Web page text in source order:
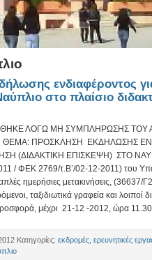
ενδιαφέροντος
στο πλαίσιο
ΛΟΓΩ ΜΗ ΣΥΜΠΛΗΡΩΣΗΣ ΤΟΥ
ΠΡΟΣΚΛΗΣΗ ΕΚΔΗΛΩΣΗΣ
(ΔΙΔΑΚΤΙΚΗ ΕΠΙΣΚΕΨΗ) ΣΤΟ
/ ΦΕΚ 2769/τ.Β’/02-12-2011) του
απλές ημερήσιες μετακινήσεις,
ταξιδιωτικά γραφεία και λοιποί
μέχρι 21-12 -2012, ώρα
Κατηγορίες: εκδρομές ερευνητικές